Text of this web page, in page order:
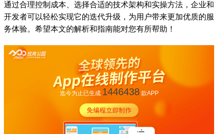
通过合理控制成本、选择合适的技术架构和实操方法，企业和
开发者可以轻松实现它的迭代升级，为用户带来更加优质的服
务体验。希望本文的解析和指南能对您有所帮助！
迄今为止已生成 1446438款APP